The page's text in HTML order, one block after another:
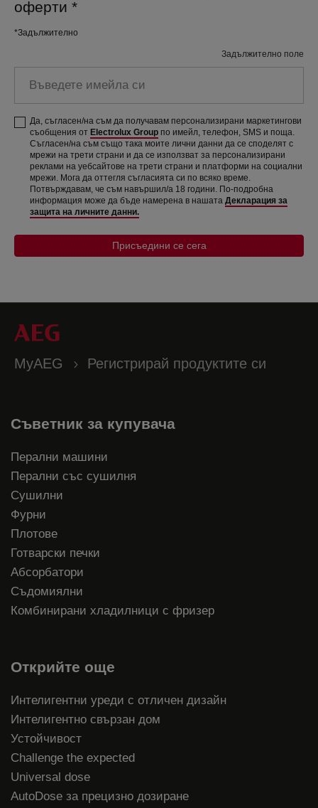
оферти *
*Задължително
Задължително поле
Да, съгласен/на съм да получавам персонализирани маркетингови
съобщения от Electrolux Group по имейл, телефон, SMS и поща.
Съгласен/на съм също така моите лични данни да се споделят с
мрежи на трети страни и да се използват за персонализирани
реклами на уебсайтове на трети страни и платформи на социални
мрежи. Мога да оттегля съгласията си по всяко време.
Потвърждавам, че съм навършил/а 18 години. По-подробна
информация може да бъде намерена в нашата Декларация за
защита на личните данни.
Присъедини се сега
MyAEG Регистрирай продуктите си
Съветник за купувача
Перални машини
Перални със сушилня
Сушилни
Фурни
Плотове
Готварски печки
Абсорбатори
Съдомиялни
Комбинирани хладилници с фризер
Открийте още
Интелигентни уреди с отличен дизайн
Интелигентно свързан дом
Устойчивост
Challenge the expected
Universal dose
AutoDose за прецизно дозиране